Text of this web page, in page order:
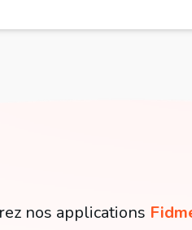
nos applications